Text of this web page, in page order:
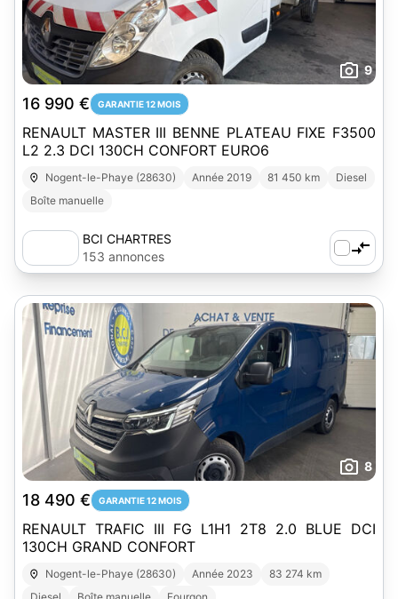
9
16 990 € GARANTIE 12 MOIS
RENAULT MASTER III BENNE PLATEAU FIXE F3500
L2 2.3 DCI 130CH CONFORT EURO6
Nogent-le-Phaye (28630) Année 2019 81 450 km
Diesel
Boîte manuelle
BCI CHARTRES
153 annonces
8
18 490 € GARANTIE 12 MOIS
RENAULT TRAFIC III FG L1H1 2T8 2.0 BLUE DCI
130CH GRAND CONFORT
Nogent-le-Phaye (28630) Année 2023
83 274 km